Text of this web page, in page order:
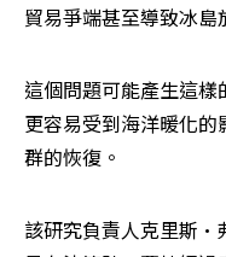
貿易爭端甚至導致冰島
這個問題可能產生這
更容易受到海洋暖化
群的恢復。
該研究負責人克里斯·